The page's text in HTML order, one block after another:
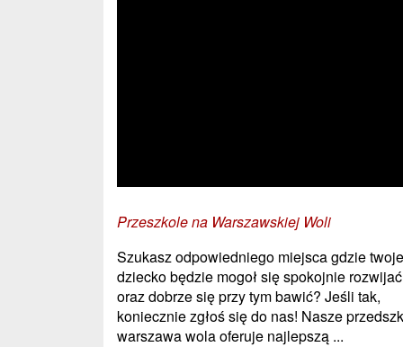
Przeszkole na Warszawskiej Woli
Szukasz odpowiedniego miejsca gdzie twoje
dziecko będzie mogoł się spokojnie
oraz dobrze się przy tym bawić? Jeśli tak,
koniecznie zgłoś się do nas! Nasze
warszawa wola oferuje najlepszą ...